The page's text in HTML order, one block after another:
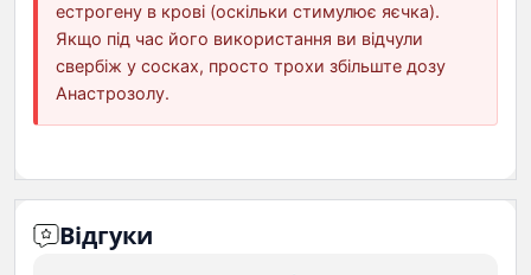
естрогену в крові (оскільки стимулює яєчка).
Якщо під час його використання ви відчули
свербіж у сосках, просто трохи збільште дозу
Анастрозолу.
Відгуки